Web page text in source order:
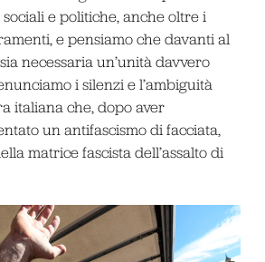
sociali e politiche, anche oltre i
e pensiamo che davanti al
necessaria un’unità davvero
i silenzi e l’ambiguità
italiana che, dopo aver
un antifascismo di facciata,
matrice fascista dell’assalto di